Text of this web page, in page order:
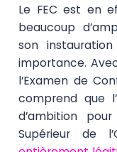
Le FEC est en
beaucoup
son
importance.
l’Examen de
comprend que
d’ambition
Supérieur de